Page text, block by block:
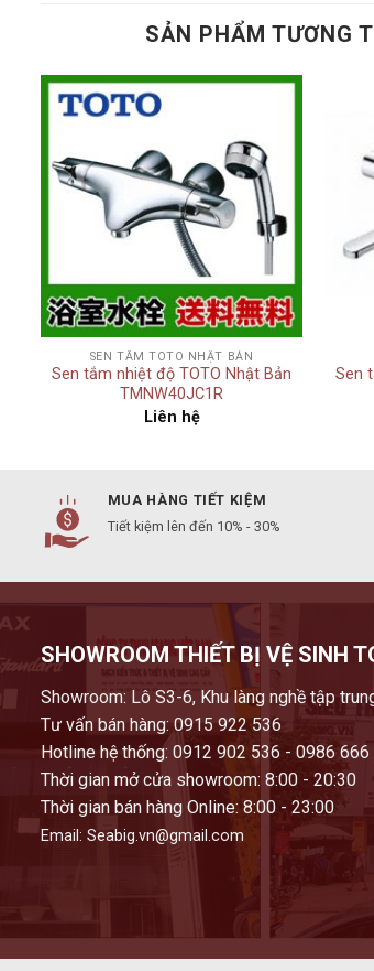
SẢN PHẨM TƯƠNG
wishlist
+
SEN TẮM TOTO NHẬT BẢN
Sen tắm nhiệt độ TOTO Nhật Bản
TMNW40JC1R
Liên hệ
Sen
MUA HÀNG TIẾT KIỆM
Tiết kiệm lên đến 10% - 30%
SHOWROOM THIẾT BỊ VỆ SINH
Showroom: Lô S3-6, Khu làng nghề tập
Tư vấn bán hàng: 0915 922 536
Hotline hệ thống: 0912 902 536 - 0986
Thời gian mở cửa showroom: 8:00 - 20:30
Thời gian bán hàng Online: 8:00 - 23:00
Email: Seabig.vn@gmail.com